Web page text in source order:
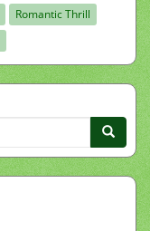
Romantic Thrill